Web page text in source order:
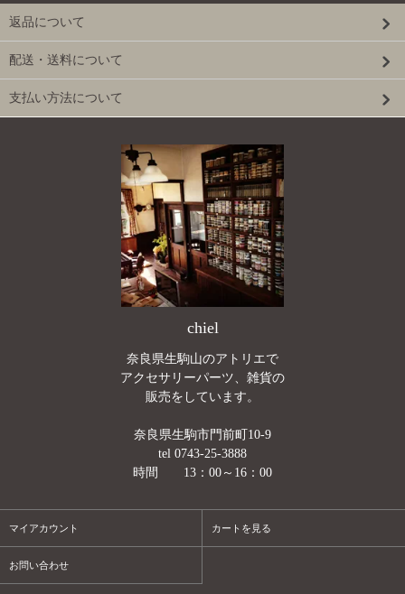
返品について
配送・送料について
支払い方法について
chiel
奈良県生駒山のアトリエで
アクセサリーパーツ、雑貨の
販売をしています。
奈良県生駒市門前町10-9
tel 0743-25-3888
時間 13：00～16：00
マイアカウント カートを見る
お問い合わせ